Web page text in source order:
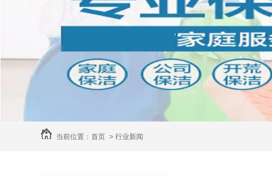
当前位置： 首页 > 行业新闻